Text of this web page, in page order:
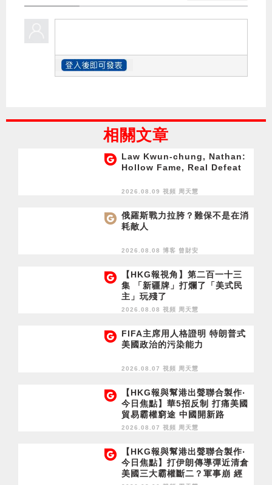
相關文章
Law Kwun-chung, Nathan:
Hollow Fame, Real Defeat
2026.08.09 視頻 周天慧
俄羅斯戰力拉胯？難保不是在消
耗敵人
2026.08.08 博客 曾財安
【HKG報視角】第二百一十三
集 「新疆牌」打爛了「美式民
主」玩殘了
2026.08.08 視頻 周天慧
FIFA主席用人格證明 特朗普式
美國政治的污染能力
2026.08.07 視頻 周天慧
【HKG報與幫港出聲聯合製作‧
今日焦點】華5招反制 打痛美國
貿易霸權窮途 中國開新路
2026.08.07 視頻 周天慧
【HKG報與幫港出聲聯合製作‧
今日焦點】打伊朗傳導彈近清倉
美國三大霸權斷二？軍事崩 經